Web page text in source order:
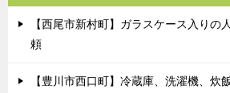
【西尾市新村町】ガラスケース入りの
頼
【豊川市西口町】冷蔵庫、洗濯機、炊